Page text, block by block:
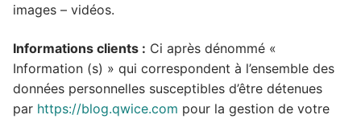
images – vidéos.
Informations clients : Ci après dénommé «
Information (s) » qui correspondent à l’ensemble des
données personnelles susceptibles d’être détenues
par https://blog.qwice.com pour la gestion de votre